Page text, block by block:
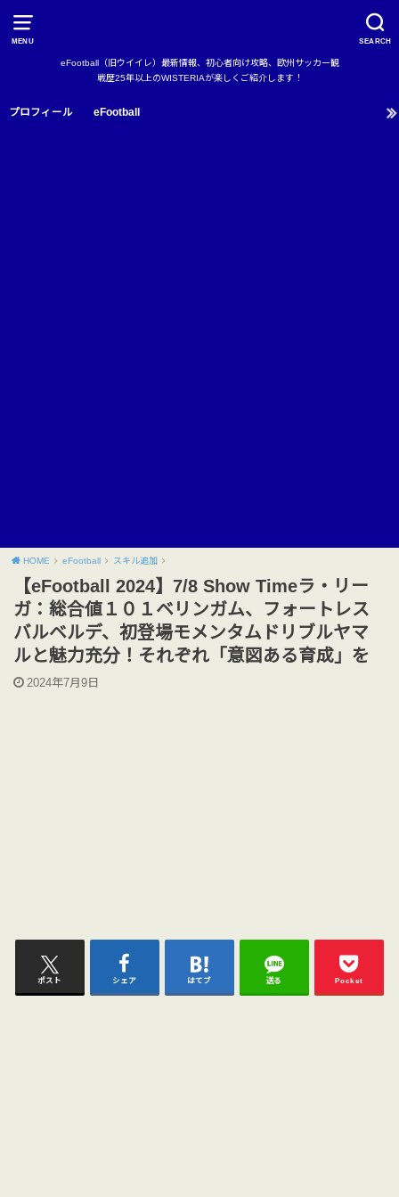
MENU SEARCH
eFootball（旧ウイイレ）最新情報、初心者向け攻略、欧州サッカー観
戦歴25年以上のWISTERIAが楽しくご紹介します！
プロフィール eFootball
HOME eFootball スキル追加
【eFootball 2024】7/8 Show Timeラ・リー
ガ：総合値１０１ベリンガム、フォートレス
バルベルデ、初登場モメンタムドリブルヤマ
ルと魅力充分！それぞれ「意図ある育成」を
2024年7月9日
ポスト シェア はてブ 送る Pocket